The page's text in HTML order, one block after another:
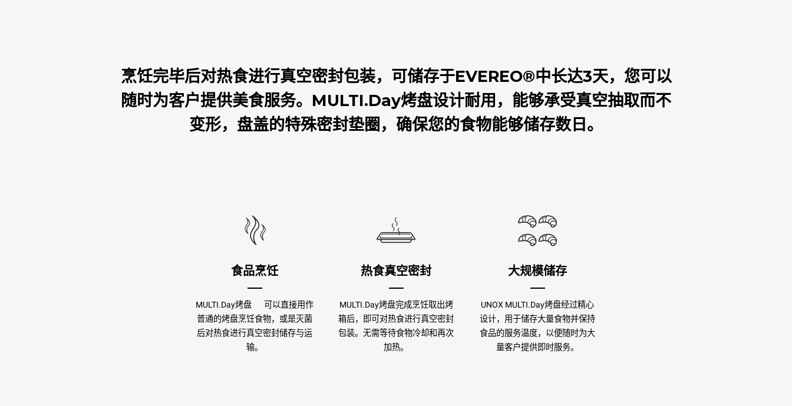
烹饪完毕后对热食进行真空密封包装，可储存于EVEREO®中长达3天，您可以
随时为客户提供美食服务。MULTI.Day烤盘设计耐用，能够承受真空抽取而不
变形，盘盖的特殊密封垫圈，确保您的食物能够储存数日。
食品烹饪
MULTI.Day烤盘 可以直接用作
普通的烤盘烹饪食物，或是灭菌
后对热食进行真空密封储存与运
输。
热食真空密封
MULTI.Day烤盘完成烹饪取出烤
箱后，即可对热食进行真空密封
包装。无需等待食物冷却和再次
加热。
大规模储存
UNOX MULTI.Day烤盘经过精心
设计，用于储存大量食物并保持
食品的服务温度，以便随时为大
量客户提供即时服务。